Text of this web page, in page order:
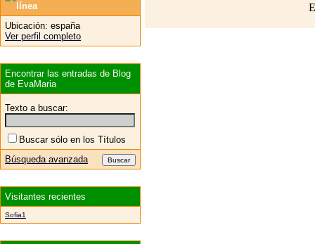
Ubicación: españa
Ver perfil completo
Encontrar las entradas de Blog
de EvaMaria
Texto a buscar:
Buscar sólo en los Títulos
Búsqueda avanzada
Visitantes recientes
Sofia1